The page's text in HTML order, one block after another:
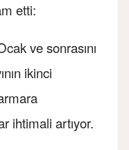
etti:
ve sonrasını
ikinci
ihtimali artıyor.